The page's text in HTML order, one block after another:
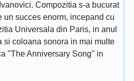
Compozitia s-a bucurat
un succes enorm, incepand cu
Universala din Paris, in anul
si coloana sonora in mai multe
''The Anniversary Song'' in